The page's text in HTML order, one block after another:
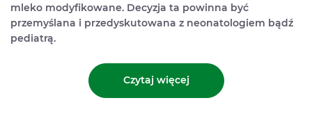
mleko modyfikowane. Decyzja ta powinna być
przemyślana i przedyskutowana z neonatologiem bądź
pediatrą.
Czytaj więcej